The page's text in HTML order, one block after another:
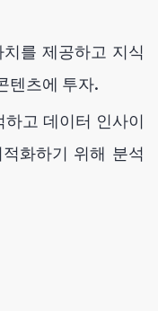
를 제공하고 지식
텐츠에 투자.
고 데이터 인사이
화하기 위해 분석